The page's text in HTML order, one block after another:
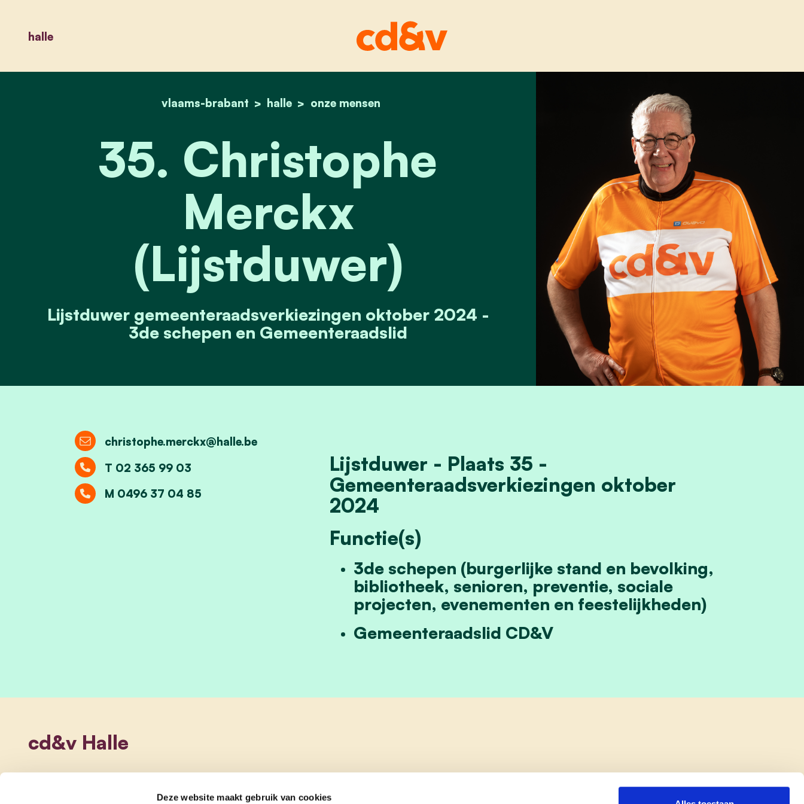
Deze website maakt gebruik van cookies
halle
home
vlaams-brabant halle onze mensen
35. christophe merckx (lijstduwer)
35. Christophe
Merckx
(Lijstduwer)
Lijstduwer gemeenteraadsverkiezingen oktober 2024 -
3de schepen en Gemeenteraadslid
Lijstduwer - Plaats 35 -
Gemeenteraadsverkiezingen oktober
2024
Functie(s)
3de schepen (burgerlijke stand en bevolking,
bibliotheek, senioren, preventie, sociale
projecten, evenementen en feestelijkheden)
Gemeenteraadslid CD&V
christophe.merckx@halle.be
T 02 365 99 03
M 0496 37 04 85
cd&v Halle